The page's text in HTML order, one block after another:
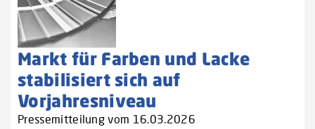
Markt für Farben und Lacke
stabilisiert sich auf
Vorjahresniveau
Pressemitteilung vom 16.03.2026